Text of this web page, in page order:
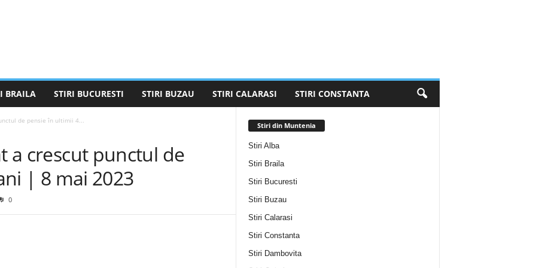
BRAILA STIRI BUCURESTI STIRI BUZAU STIRI CALARASI STIRI CONSTANTA
de pensie în ultimii 4...
a crescut punctul de
| 8 mai 2023
0
Stiri din Muntenia
Stiri Alba
Stiri Braila
Stiri Bucuresti
Stiri Buzau
Stiri Calarasi
Stiri Constanta
Stiri Dambovita